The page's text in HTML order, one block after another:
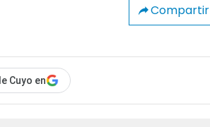
Compartir
Cuyo en